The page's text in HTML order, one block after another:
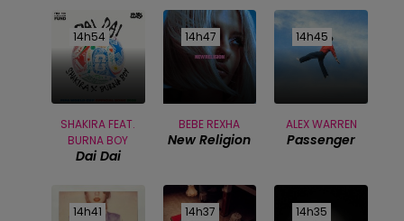
14h54
14h54
SHAKIRA FEAT.
BURNA BOY
Dai Dai
14h47
14h47
BEBE REXHA
New Religion
14h45
14h45
ALEX WARREN
Passenger
14h41
14h41 14h37
14h37 14h35
14h35